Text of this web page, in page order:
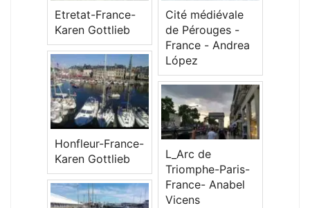
Cité médiévale
de Pérouges -
France - Andrea
López
Etretat-France-
Karen Gottlieb
Honfleur-France-
Karen Gottlieb
L_Arc de
Triomphe-Paris-
France- Anabel
Vicens